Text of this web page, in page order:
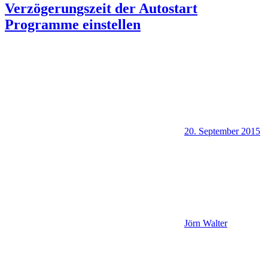
Verzögerungszeit der Autostart
Programme einstellen
20. September 2015
Jörn Walter